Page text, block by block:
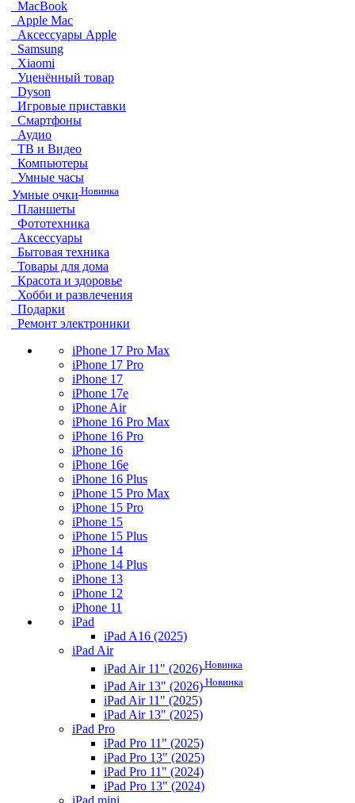
MacBook
Apple Mac
Аксессуары Apple
Samsung
Xiaomi
Уценённый товар
Dyson
Игровые приставки
Смартфоны
Аудио
ТВ и Видео
Компьютеры
Умные часы
Умные очки Новинка
Планшеты
Фототехника
Аксессуары
Бытовая техника
Товары для дома
Красота и здоровье
Хобби и развлечения
Подарки
Ремонт электроники
iPhone 17 Pro Max
iPhone 17 Pro
iPhone 17
iPhone 17e
iPhone Air
iPhone 16 Pro Max
iPhone 16 Pro
iPhone 16
iPhone 16e
iPhone 16 Plus
iPhone 15 Pro Max
iPhone 15 Pro
iPhone 15
iPhone 15 Plus
iPhone 14
iPhone 14 Plus
iPhone 13
iPhone 12
iPhone 11
iPad
iPad A16 (2025)
iPad Air
iPad Air 11" (2026) Новинка
iPad Air 13" (2026) Новинка
iPad Air 11" (2025)
iPad Air 13" (2025)
iPad Pro
iPad Pro 11" (2025)
iPad Pro 13" (2025)
iPad Pro 11" (2024)
iPad Pro 13" (2024)
iPad mini